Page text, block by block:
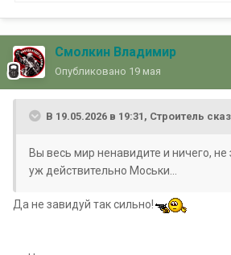
Смолкин Владимир
Опубликовано 19 мая
В 19.05.2026 в 19:31, Строитель
Вы весь мир ненавидите и ничего, не
уж действительно Моськи...
Да не завидуй так сильно!